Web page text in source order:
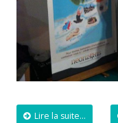
Lire la suite...